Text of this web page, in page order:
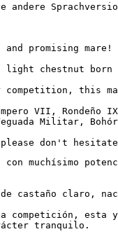
andere
promising mare!
light chestnut
this
VII,
Militar,
don't
con muchísimo
de castaño claro,
competición,
tranquilo.